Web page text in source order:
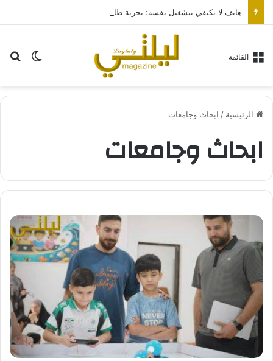
الوضع القائمة
الرئيسية / ابحاث وجامعات
ابحاث وجامعات